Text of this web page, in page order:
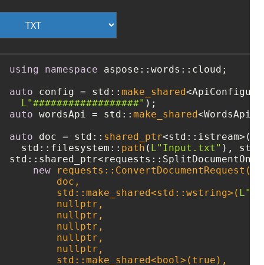
using namespace aspose::words::cloud;
auto config = std:: make_shared
L"##################"
auto wordsApi = std:: make_shared
auto doc = std:: shared_ptr<std::istream>(
  std::filesystem::
path ( L"Input.txt"
new requests::ConvertDocumentRequest(
        doc,
        std::make_shared<std::wstring>(
nullptr ,
nullptr ,
nullptr ,
nullptr ,
nullptr ,
        std::make_shared<
bool>( true ),